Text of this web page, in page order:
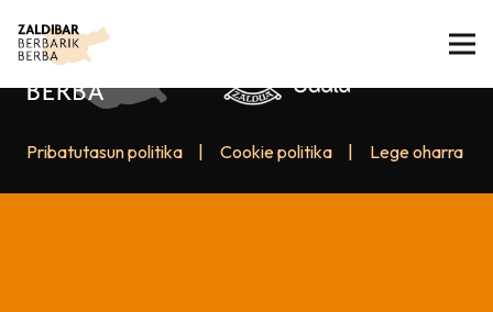
Pribatutasun politika Cookie politika Lege oharra